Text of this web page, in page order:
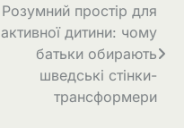
Розумний простір для
активної дитини: чому
батьки обирають
шведські стінки-
трансформери